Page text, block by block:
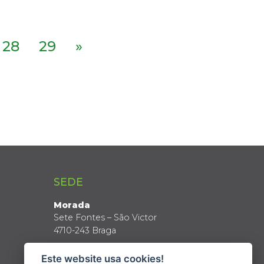
28 29 »
SEDE
Morada
Sete Fontes – São Victor
4710-243 Braga
Este website usa cookies!